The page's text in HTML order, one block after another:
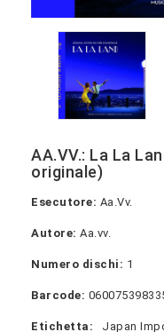
AA.VV.: La La
originale)
Esecutore: Aa.Vv.
Autore: Aa.vv.
Numero dischi: 1
Barcode:
Etichetta: Japan